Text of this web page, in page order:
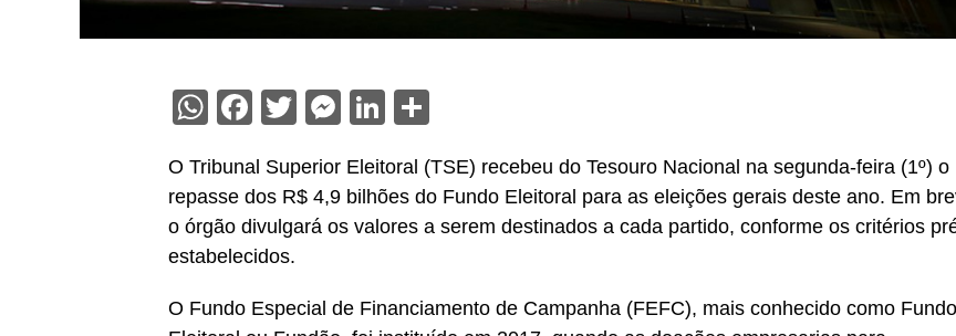
WhatsApp
Facebook
Twitter
Messenger
LinkedIn
O Tribunal Superior Eleitoral (TSE) recebeu do Tesouro Nacional na segunda-feira (1º) o
repasse dos R$ 4,9 bilhões do Fundo Eleitoral para as eleições gerais deste ano. Em
o órgão divulgará os valores a serem destinados a cada partido, conforme os critérios
estabelecidos.
O Fundo Especial de Financiamento de Campanha (FEFC), mais conhecido como Fundo